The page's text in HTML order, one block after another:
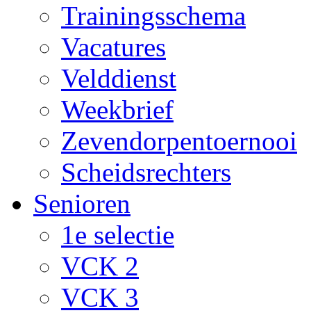
Trainingsschema
Vacatures
Velddienst
Weekbrief
Zevendorpentoernooi
Scheidsrechters
Senioren
1e selectie
VCK 2
VCK 3